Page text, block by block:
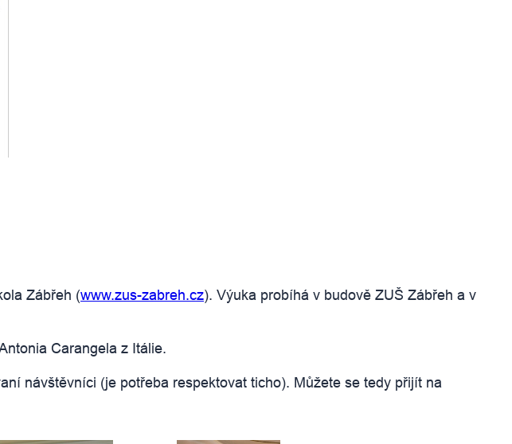
Zábřeh (www.zus-zabreh.cz). Výuka probíhá v budově ZUŠ Zábřeh a v
Carangela z Itálie.
návštěvníci (je potřeba respektovat ticho). Můžete se tedy přijít na